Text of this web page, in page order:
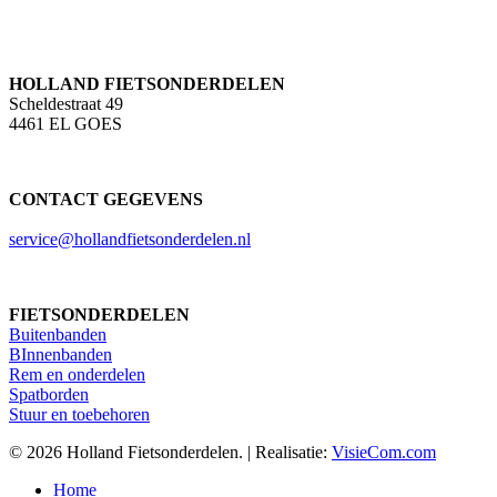
HOLLAND FIETSONDERDELEN
Scheldestraat 49
4461 EL GOES
CONTACT GEGEVENS
service@hollandfietsonderdelen.nl
FIETSONDERDELEN
Buitenbanden
BInnenbanden
Rem en onderdelen
Spatborden
Stuur en toebehoren
© 2026 Holland Fietsonderdelen. | Realisatie: VisieCom.com
Close
Home